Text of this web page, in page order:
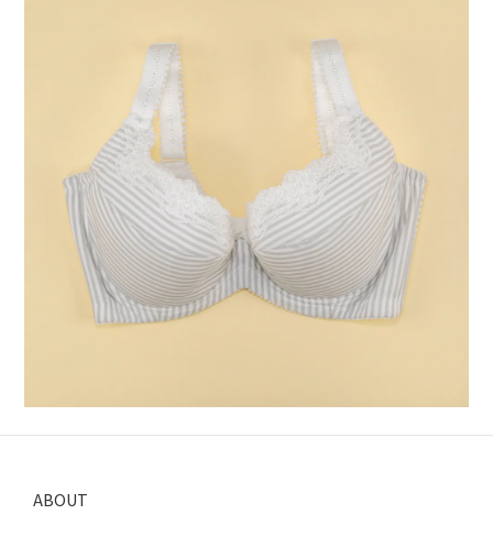
ABOUT